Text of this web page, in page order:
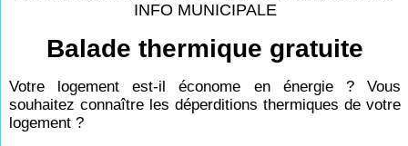
INFO MUNICIPALE
Balade thermique gratuite
Votre logement est-il économe en énergie ? Vous
souhaitez connaître les déperditions thermiques de votre
logement ?